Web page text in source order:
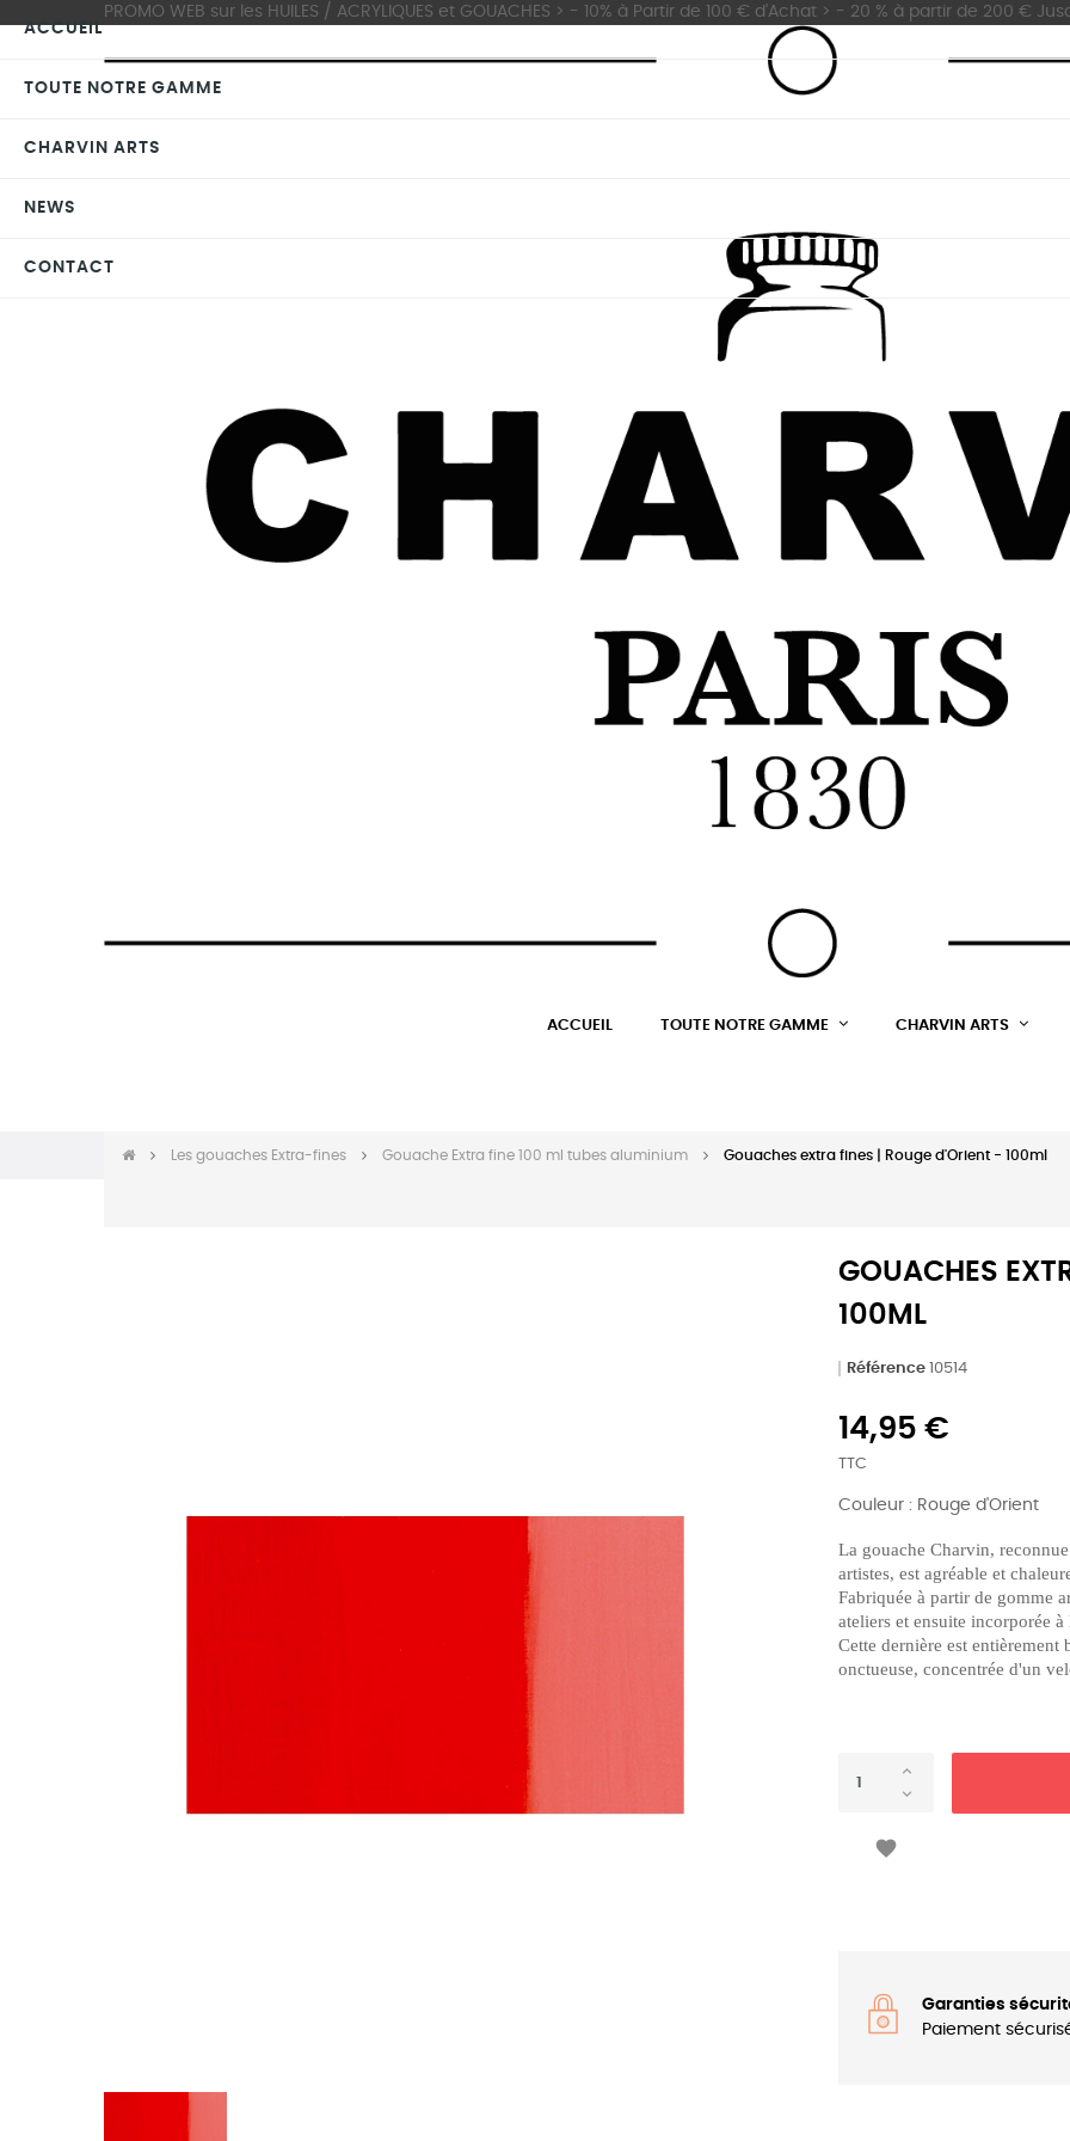
PROMO WEB sur les HUILES / ACRYLIQUES et GOUACHES > - 10% à Partir de 100 € d'Achat > - 20 % à partir de 200 €
ACCUEIL TOUTE NOTRE GAMME CHARVIN ARTS
Les gouaches Extra-fines Gouache Extra fine 100 ml tubes aluminium Gouaches extra fines | Rouge d'Orient - 100ml
GOUACHES
100ML
Référence 10514
14,95 €
TTC
Couleur : Rouge d'Orient
La gouache Charvin,
artistes, est agréable et
Fabriquée à partir de gomme
ateliers et ensuite incorporée
Cette dernière est
onctueuse, concentrée d'un

Garanties
Paiement sécurisé
ACCUEIL
TOUTE NOTRE GAMME
CHARVIN ARTS
NEWS
CONTACT